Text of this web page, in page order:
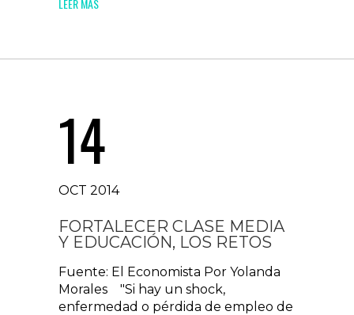
LEER MAS
14
OCT 2014
FORTALECER CLASE MEDIA
Y EDUCACIÓN, LOS RETOS
Fuente: El Economista Por Yolanda
Morales "Si hay un shock,
enfermedad o pérdida de empleo de